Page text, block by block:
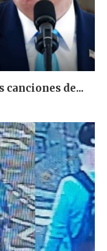
canciones de...